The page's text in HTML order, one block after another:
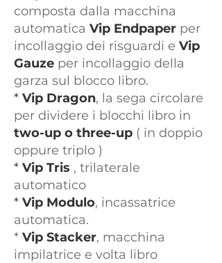
composta dalla macchina
automatica Vip Endpaper per
incollaggio dei risguardi e Vip
Gauze per incollaggio della
garza sul blocco libro.
* Vip Dragon, la sega circolare
per dividere i blocchi libro in
two-up o three-up ( in doppio
oppure triplo )
* Vip Tris , trilaterale
automatico
* Vip Modulo, incassatrice
automatica.
* Vip Stacker, macchina
impilatrice e volta libro